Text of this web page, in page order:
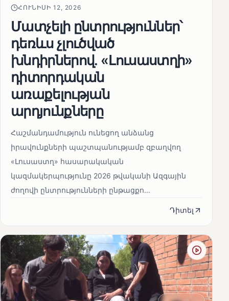
ՀՈՒՆԻՍԻ 12, 2026
Մատչելի ընտրություններ՝
դեռևս չլուծված
խնդիրներով. «Լուսաստղի»
դիտորդական
առաքելության
արդյունքները
Հաշմանդամություն ունեցող անձանց
իրավունքների պաշտպանությամբ զբաղվող
«Լուսաստղ» հասարակական
կազմակերպությունը 2026 թվականի Ազգային
ժողովի ընտրությունների ընթացքո...
Դիտել